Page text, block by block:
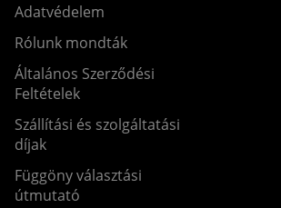
Adatvédelem
Rólunk mondták
Általános Szerződési
Feltételek
Szállítási és szolgáltatási
díjak
Függöny választási
útmutató